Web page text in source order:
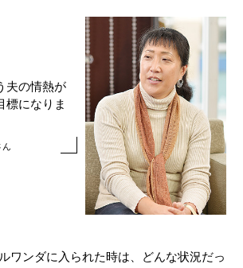
夫の情熱が
標になりま
ん
ワンダに入られた時は、どんな状況だっ